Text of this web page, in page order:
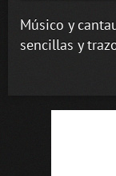
Músico y
sencillas y